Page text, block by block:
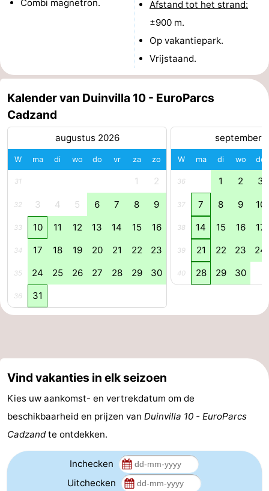
Nieuws
Route
-
Parkeren
Medische
adressen
Regio
Zeeland
Walcheren
Domburg
-
Vlissingen
-
Middelburg
Zeeuws-
Nieuwvliet
Combi magnetron.
Afstand tot het strand:
±900 m.
Op vakantiepark.
Vrijstaand.
Kalender van Duinvilla 10 - EuroParcs
Cadzand
augustus 2026
W ma di wo do vr za zo
31 1 2
32 3 4 5 6 7 8 9
33 10 11 12 13 14 15 16
34 17 18 19 20 21 22 23
35 24 25 26 27 28 29 30
36 31
september
W ma di wo do
36 1 2 3
37 7 8 9 10
38 14 15 16 17
39 21 22 23 24
40 28 29 30
Vind vakanties in elk seizoen
Kies uw aankomst- en vertrekdatum om de
beschikbaarheid en prijzen van Duinvilla 10 - EuroParcs
Cadzandte ontdekken.
Inchecken
Uitchecken